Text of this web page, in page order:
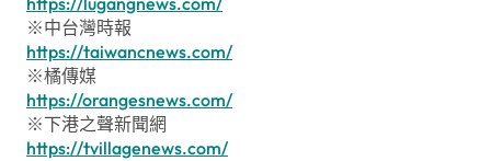
※中台灣時報
https://taiwancnews.com/
※橘傳媒
https://orangesnews.com/
※下港之聲新聞網
https://tvillagenews.com/